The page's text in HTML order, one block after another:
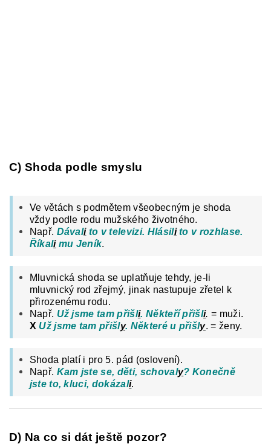
C) Shoda podle smyslu
Ve větách s podmětem všeobecným je shoda
vždy podle rodu mužského životného.
Např. Dávalito v televizi. Hlásilito v rozhlase.
Říkalimu Jeník.
Mluvnická shoda se uplatňuje tehdy, je-li
mluvnický rod zřejmý, jinak nastupuje zřetel k
přirozenému rodu.
Např. Už jsme tam přišli. Někteří přišli. = muži.
X Už jsme tam přišly. Některé u přišly. = ženy.
Shoda platí i pro 5. pád (oslovení).
Např. Kam jste se, děti, schovaly? Konečně
jste to, kluci, dokázali.
D) Na co si dát ještě pozor?